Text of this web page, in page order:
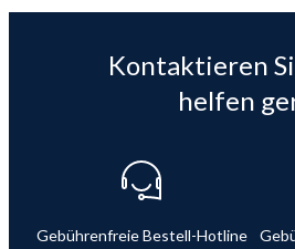
Kontaktieren
helfen
Gebührenfreie Bestell-Hotline